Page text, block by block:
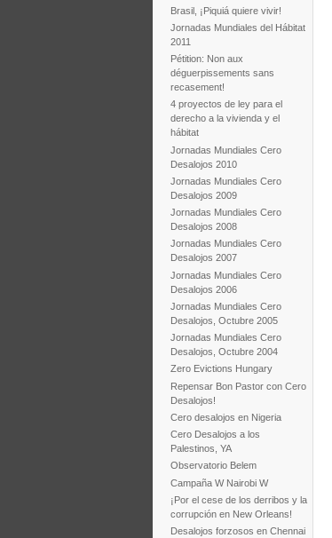
Brasil, ¡Piquiá quiere vivir!
Jornadas Mundiales del Hábitat
2011
Pétition: Non aux
déguerpissements sans
recasement!
4 proyectos de ley para el
derecho a la vivienda y el
hábitat
Jornadas Mundiales Cero
Desalojos 2010
Jornadas Mundiales Cero
Desalojos 2009
Jornadas Mundiales Cero
Desalojos 2008
Jornadas Mundiales Cero
Desalojos 2007
Jornadas Mundiales Cero
Desalojos 2006
Jornadas Mundiales Cero
Desalojos, Octubre 2005
Jornadas Mundiales Cero
Desalojos, Octubre 2004
Zero Evictions Hungary
Repensar Bon Pastor con Cero
Desalojos!
Cero desalojos en Nigeria
Cero Desalojos a los
Palestinos, YA
Observatorio Belem
Campaña W Nairobi W
¡Por el cese de los derribos y la
corrupción en New Orleans!
Desalojos forzosos en Chennai